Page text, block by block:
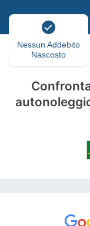
Nessun Addebito
Nascosto